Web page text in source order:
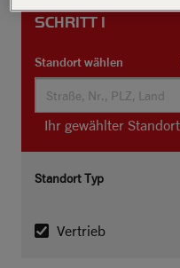
Überblick